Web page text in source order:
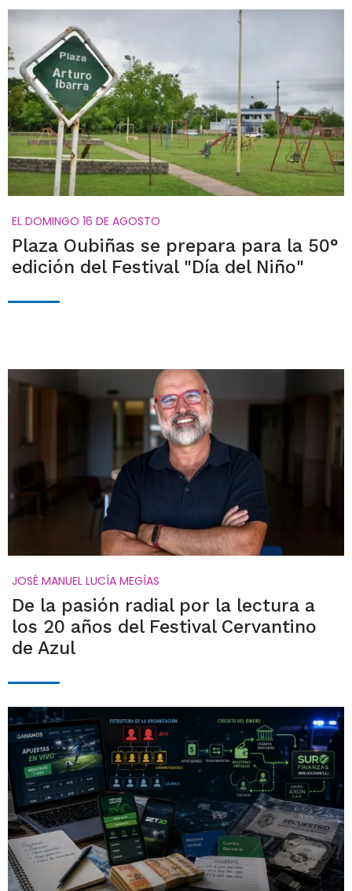
EL DOMINGO 16 DE AGOSTO
Plaza Oubiñas se prepara para la 50°
edición del Festival "Día del Niño"
JOSÉ MANUEL LUCÍA MEGÍAS
De la pasión radial por la lectura a
los 20 años del Festival Cervantino
de Azul